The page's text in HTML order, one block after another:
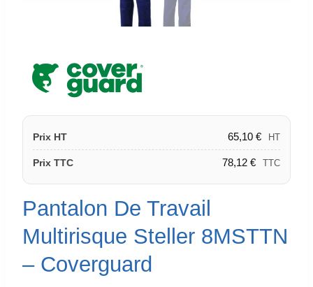
Prix HT 65,10 € HT
Prix TTC 78,12 € TTC
Pantalon De Travail
Multirisque Steller 8MSTTN
– Coverguard